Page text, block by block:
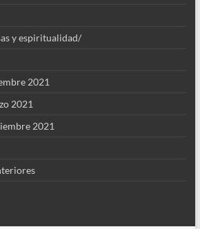
y espiritualidad/
2021
2021
2021